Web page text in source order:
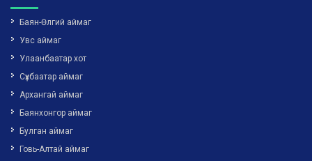
Баян-Өлгий аймаг
Увс аймаг
Улаанбаатар хот
Сүхбаатар аймаг
Архангай аймаг
Баянхонгор аймаг
Булган аймаг
Говь-Алтай аймаг